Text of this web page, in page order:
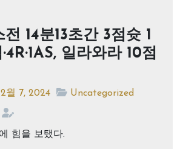
14분13초간 3점슛 1
일라와라 10점
월 7, 2024 Uncategorized
힘을 보탰다.